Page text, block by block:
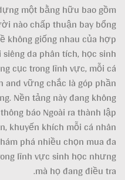
một bằng hữu bao gồm
nào chấp thuận bay bổng
không giống nhau của hợp
da phân tích, học sinh
cục trong lĩnh vực, mỗi cá
vững chắc là góp phần
Nền tảng này đang không
báo Ngoài ra thành lập
khuyến khích mỗi cá nhân
phá nhiều chọn mua đa
lĩnh vực sinh học nhưng
mà họ đang điều tra.